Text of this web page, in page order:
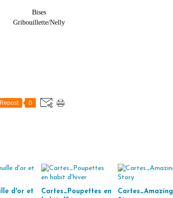
Bises
Gribouillette/Nelly
Repost 0
d'or et
Cartes_Poupettes en
Cartes_Amazing